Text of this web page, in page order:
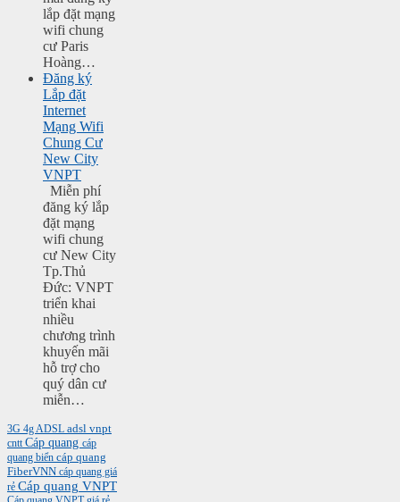
lắp đặt mạng
wifi chung
cư Paris
Hoàng…
Đăng ký
Lắp đặt
Internet
Mạng Wifi
Chung Cư
New City
VNPT
Miễn phí
đăng ký lắp
đặt mạng
wifi chung
cư New City
Tp.Thủ
Đức: VNPT
triển khai
nhiều
chương trình
khuyến mãi
hỗ trợ cho
quý dân cư
miễn…
3G 4gADSL adsl vnpt
cnttCáp quang cáp
quang biển cáp quang
FiberVNN cáp quang giá
rẻ Cáp quang VNPT